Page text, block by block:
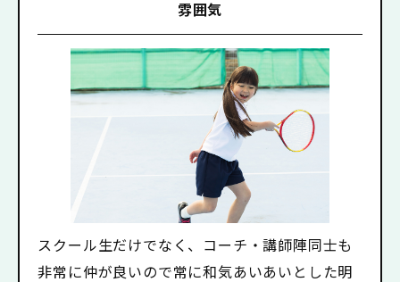
雰囲気
スクール生だけでなく、コーチ・講師陣同士も
非常に仲が良いので常に和気あいあいとした明